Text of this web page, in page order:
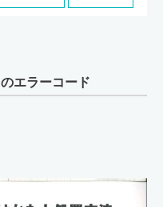
のエラーコード